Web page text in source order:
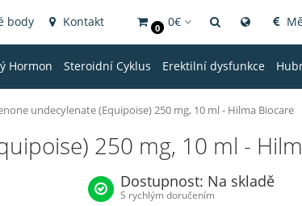
body Kontakt 0 0€
Hormon Steroidní Cyklus Erektilní dysfunkce
undecylenate (Equipoise) 250 mg, 10 ml - Hilma Biocare
250 mg, 10 ml -
Dostupnost: Na skladě
S rychlým doručením